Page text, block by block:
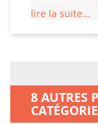
tactile de
agressions
cloison, une
mobilier
fenêtres dans
lire la suite...
8 AUTRES